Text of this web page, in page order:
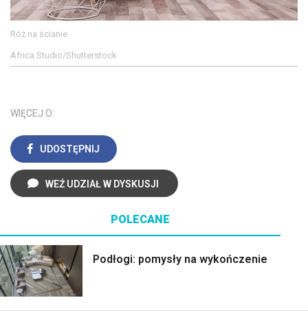
Róż na ścianie
Africa Studio/Shutterstock
WIĘCEJ O:
UDOSTĘPNIJ
WEŹ UDZIAŁ W DYSKUSJI
POLECANE
Podłogi: pomysły na wykończenie